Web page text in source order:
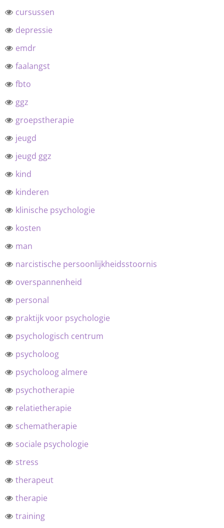
cursussen
depressie
emdr
faalangst
fbto
ggz
groepstherapie
jeugd
jeugd ggz
kind
kinderen
klinische psychologie
kosten
man
narcistische persoonlijkheidsstoornis
overspannenheid
personal
praktijk voor psychologie
psychologisch centrum
psycholoog
psycholoog almere
psychotherapie
relatietherapie
schematherapie
sociale psychologie
stress
therapeut
therapie
training